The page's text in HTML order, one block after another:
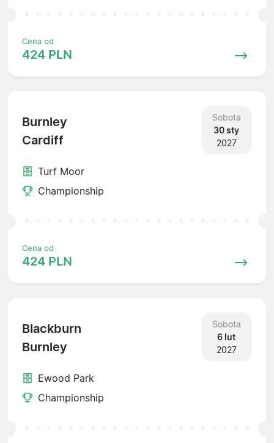
Cena od
424 PLN
Burnley
Cardiff
Sobota
30 sty
2027
Turf Moor
Championship
Cena od
424 PLN
Blackburn
Burnley
Sobota
6 lut
2027
Ewood Park
Championship